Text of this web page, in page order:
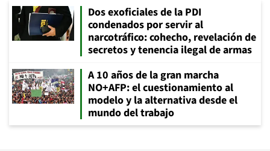
Dos exoficiales de la PDI
condenados por servir al
narcotráfico: cohecho, revelación de
secretos y tenencia ilegal de armas
A 10 años de la gran marcha
NO+AFP: el cuestionamiento al
modelo y la alternativa desde el
mundo del trabajo